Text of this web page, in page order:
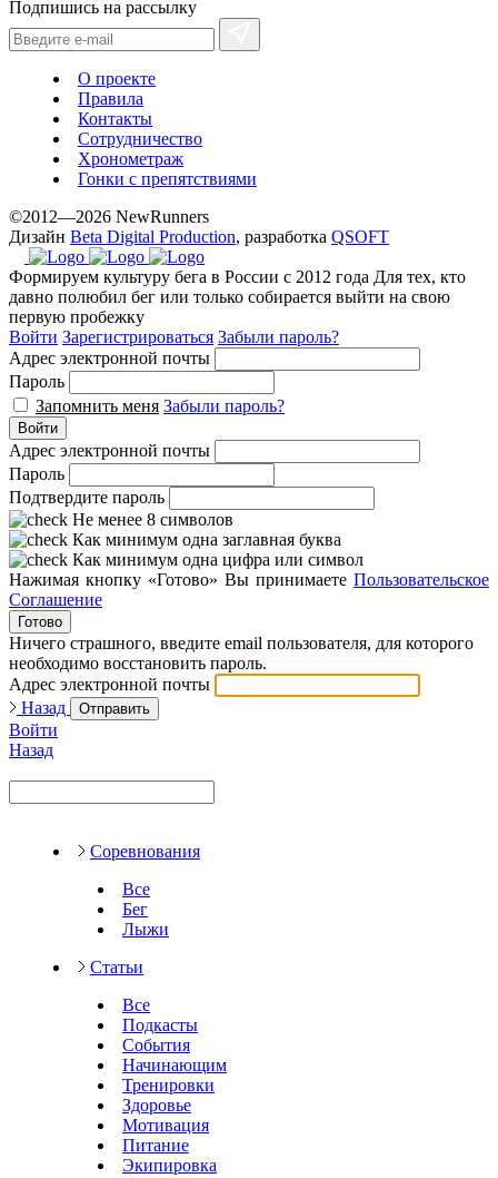
prices.
Подпишись на рассылку
О проекте
Правила
Контакты
Сотрудничество
Хронометраж
Гонки с препятствиями
©2012—2026 NewRunners
Дизайн Beta Digital Production, разработка QSOFT
Формируем культуру бега в России с 2012 года Для тех, кто
давно полюбил бег или только собирается выйти на свою
первую пробежку
Войти Зарегистрироваться Забыли пароль?
Адрес электронной почты
Пароль
Запомнить меня Забыли пароль?
Войти
Адрес электронной почты
Пароль
Подтвердите пароль
Не менее 8 символов
Как минимум одна заглавная буква
Как минимум одна цифра или символ
Нажимая кнопку «Готово» Вы принимаете Пользовательское
Соглашение
Готово
Ничего страшного, введите email пользователя, для которого
необходимо восстановить пароль.
Адрес электронной почты
Назад
Отправить
Войти
Назад
Соревнования
Все
Бег
Лыжи
Статьи
Все
Подкасты
События
Начинающим
Тренировки
Здоровье
Мотивация
Питание
Экипировка